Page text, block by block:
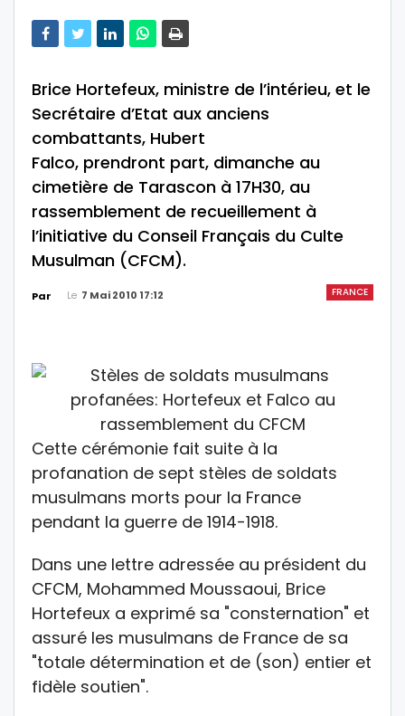
Brice Hortefeux, ministre de l’intérieu, et le
Secrétaire d’Etat aux anciens
combattants, Hubert
Falco, prendront part, dimanche au
cimetière de Tarascon à 17H30, au
rassemblement de recueillement à
l’initiative du Conseil Français du Culte
Musulman (CFCM).
FRANCE
Par Le 7 Mai 2010 17:12
Cette cérémonie fait suite à la
profanation de sept stèles de soldats
musulmans morts pour la France
pendant la guerre de 1914-1918.
Dans une lettre adressée au président du
CFCM, Mohammed Moussaoui, Brice
Hortefeux a exprimé sa "consternation" et
assuré les musulmans de France de sa
"totale détermination et de (son) entier et
fidèle soutien".